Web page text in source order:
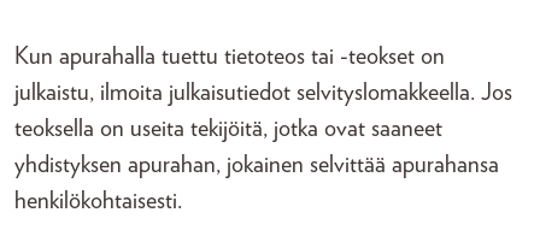
Kun apurahalla tuettu tietoteos tai -teokset on
julkaistu, ilmoita julkaisutiedot selvityslomakkeella. Jos
teoksella on useita tekijöitä, jotka ovat saaneet
yhdistyksen apurahan, jokainen selvittää apurahansa
henkilökohtaisesti.